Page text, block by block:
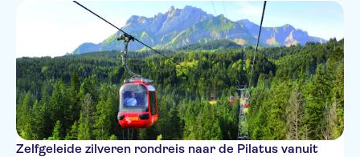
Zelfgeleide zilveren rondreis naar de Pilatus vanuit